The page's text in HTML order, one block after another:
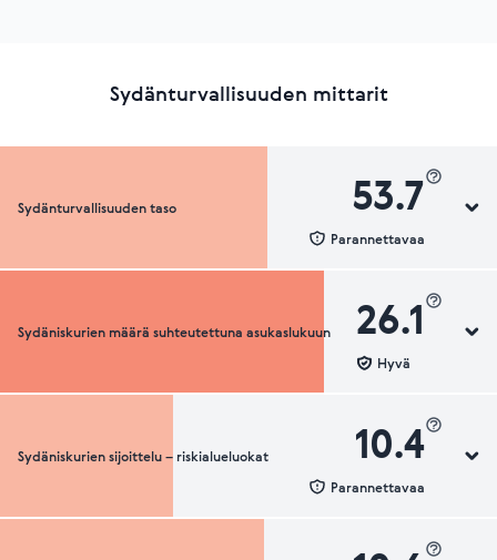
Sydänturvallisuuden mittarit
Sydänturvallisuuden taso 53.7
Parannettavaa
Sydänturvallisuuden luokka
Sydäniskurien määrä suhteutettuna asukaslukuun 26.1
Hyvä
Sydäniskurien määrä suhteutettuna asukaslukuun
Sydäniskurien sijoittelu – riskialueluokat 10.4
Parannettavaa